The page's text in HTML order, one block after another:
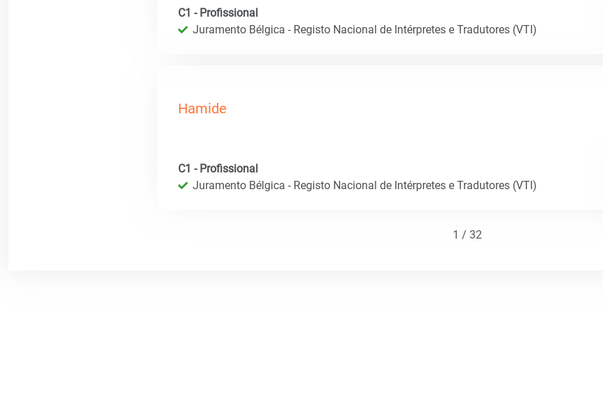
C1 - Profissional
Juramento Bélgica - Registo Nacional de Intérpretes e Tradutores (VTI)
Hamide
C1 - Profissional
Juramento Bélgica - Registo Nacional de Intérpretes e Tradutores (VTI)
1 / 32